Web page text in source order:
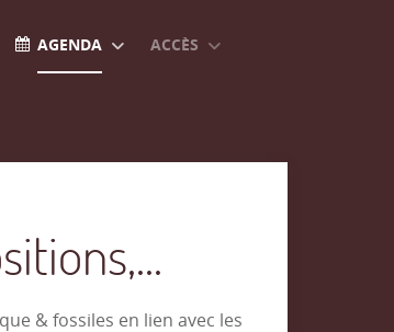
AGENDA ACCÈS
& fossiles en lien avec les